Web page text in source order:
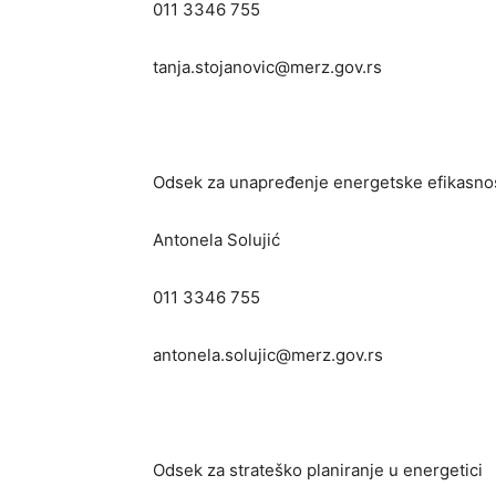
011 3346 755
tanja.stojanovic@merz.gov.rs
Odsek za unapređenje energetske
Antonela Solujić
011 3346 755
antonela.solujic@merz.gov.rs
Odsek za strateško planiranje u energetici